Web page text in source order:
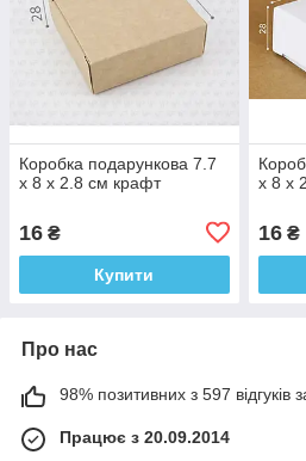
Коробка подарункова 7.7
х 8 х 2.8 см крафт
16 ₴
Купити
х 8 х
16₴
Про нас
98% позитивних з 597 відгуків
Працює з 20.09.2014